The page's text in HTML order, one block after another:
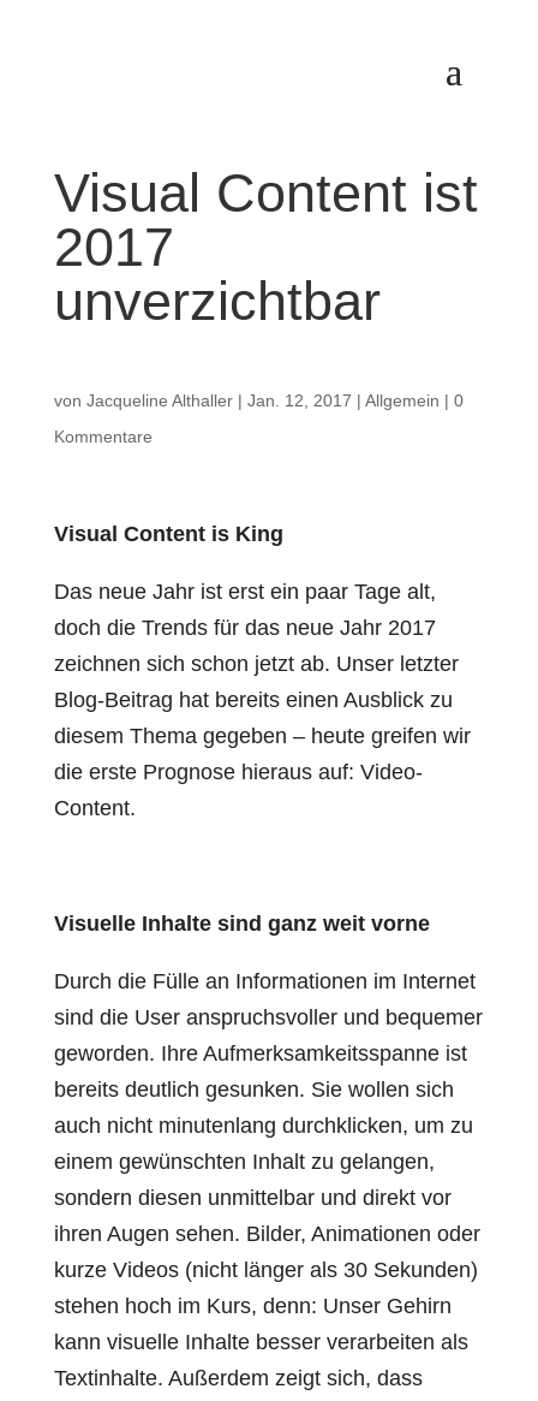
Visual Content ist
2017
unverzichtbar
von Jacqueline Althaller| Jan. 12, 2017 | Allgemein | 0
Kommentare
Visual Content is King
Das neue Jahr ist erst ein paar Tage alt,
doch die Trends für das neue Jahr 2017
zeichnen sich schon jetzt ab. Unser letzter
Blog-Beitrag hat bereits einen Ausblick zu
diesem Thema gegeben – heute greifen wir
die erste Prognose hieraus auf: Video-
Content.
Visuelle Inhalte sind ganz weit vorne
Durch die Fülle an Informationen im Internet
sind die User anspruchsvoller und bequemer
geworden. Ihre Aufmerksamkeitsspanne ist
bereits deutlich gesunken. Sie wollen sich
auch nicht minutenlang durchklicken, um zu
einem gewünschten Inhalt zu gelangen,
sondern diesen unmittelbar und direkt vor
ihren Augen sehen. Bilder, Animationen oder
kurze Videos (nicht länger als 30 Sekunden)
stehen hoch im Kurs, denn: Unser Gehirn
kann visuelle Inhalte besser verarbeiten als
Textinhalte. Außerdem zeigt sich, dass